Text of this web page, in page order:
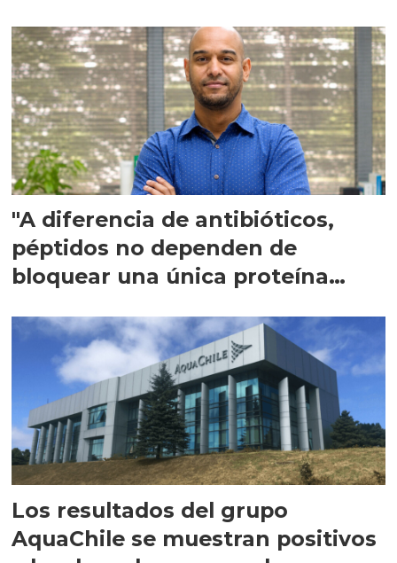
"A diferencia de antibióticos,
péptidos no dependen de
bloquear una única proteína
Los resultados del grupo
AquaChile se muestran positivos